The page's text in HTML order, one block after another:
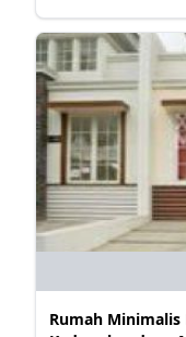
Rumah Minimalis